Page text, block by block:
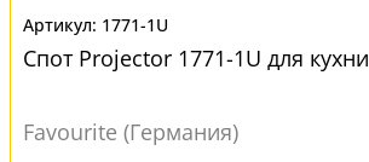
1771-1U
Спот Projector 1771-1U для кухни
Favourite (Германия)